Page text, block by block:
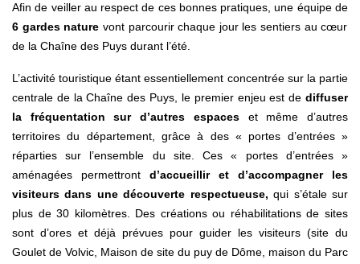
Afin de veiller au respect de ces bonnes pratiques, une équipe de
6 gardes nature vont parcourir chaque jour les sentiers au cœur
de la Chaîne des Puys durant l’été.
L’activité touristique étant essentiellement concentrée sur la partie
centrale de la Chaîne des Puys, le premier enjeu est de diffuser
la fréquentation sur d’autres espaceset même d’autres
territoires du département, grâce à des « portes d’entrées »
réparties sur l’ensemble du site. Ces « portes d’entrées »
aménagées permettront d’accueillir et d’accompagner les
visiteurs dans une découverte respectueuse, qui s’étale sur
plus de 30 kilomètres. Des créations ou réhabilitations de sites
sont d’ores et déjà prévues pour guider les visiteurs (site du
Goulet de Volvic, Maison de site du puy de Dôme, maison du Parc